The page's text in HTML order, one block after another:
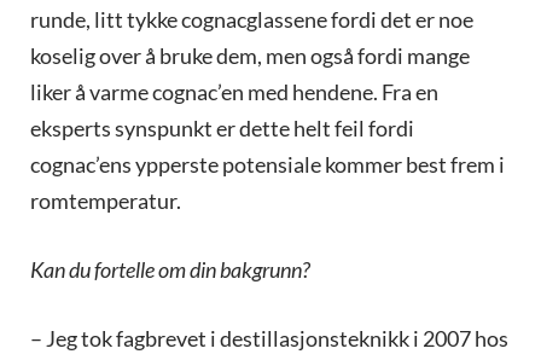
runde, litt tykke cognacglassene fordi det er noe
koselig over å bruke dem, men også fordi mange
liker å varme cognac’en med hendene. Fra en
eksperts synspunkt er dette helt feil fordi
cognac’ens ypperste potensiale kommer best frem i
romtemperatur.
Kan du fortelle om din bakgrunn?
– Jeg tok fagbrevet i destillasjonsteknikk i 2007 hos